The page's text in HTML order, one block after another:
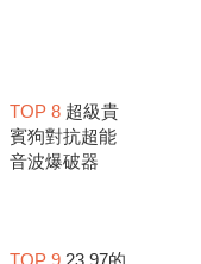
TOP 8超級貴
賓狗對抗超能
音波爆破器